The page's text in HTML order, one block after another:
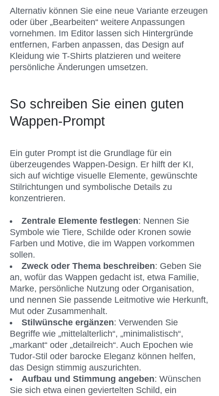
Alternativ können Sie eine neue Variante erzeugen
oder über „Bearbeiten“ weitere Anpassungen
vornehmen. Im Editor lassen sich Hintergründe
entfernen, Farben anpassen, das Design auf
Kleidung wie T-Shirts platzieren und weitere
persönliche Änderungen umsetzen.
So schreiben Sie einen guten
Wappen-Prompt
Ein guter Prompt ist die Grundlage für ein
überzeugendes Wappen-Design. Er hilft der KI,
sich auf wichtige visuelle Elemente, gewünschte
Stilrichtungen und symbolische Details zu
konzentrieren.
Zentrale Elemente festlegen: Nennen Sie
Symbole wie Tiere, Schilde oder Kronen sowie
Farben und Motive, die im Wappen vorkommen
sollen.
Zweck oder Thema beschreiben: Geben Sie
an, wofür das Wappen gedacht ist, etwa Familie,
Marke, persönliche Nutzung oder Organisation,
und nennen Sie passende Leitmotive wie Herkunft,
Mut oder Zusammenhalt.
Stilwünsche ergänzen: Verwenden Sie
Begriffe wie „mittelalterlich“, „minimalistisch“,
„markant“ oder „detailreich“. Auch Epochen wie
Tudor-Stil oder barocke Eleganz können helfen,
das Design stimmig auszurichten.
Aufbau und Stimmung angeben: Wünschen
Sie sich etwa einen geviertelten Schild, ein